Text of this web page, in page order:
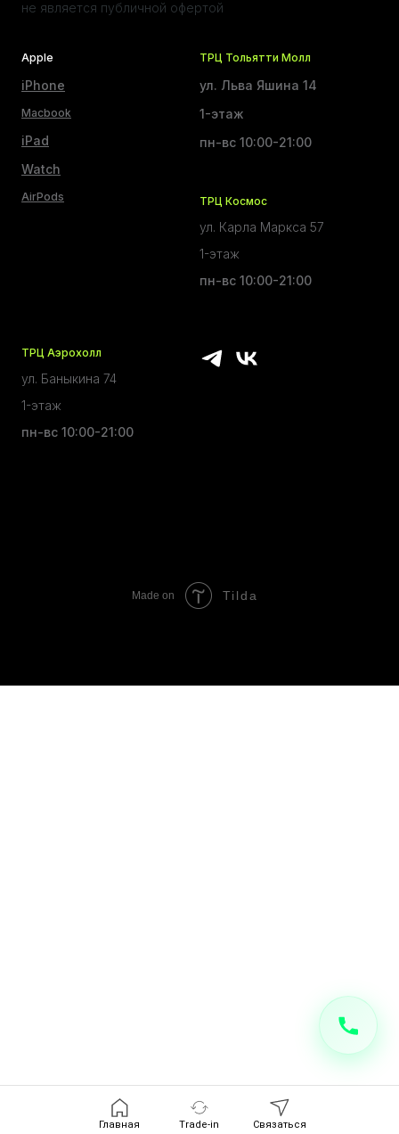
не является публичной офертой
Apple
iPhone
Macbook
iPad
Watch
AirPods
ТРЦ Тольятти Молл
ул. Льва Яшина 14
1-этаж
пн-вс 10:00-21:00
ТРЦ Космос
ул. Карла Маркса 57
1-этаж
пн-вс 10:00-21:00
ТРЦ Аэрохолл
ул. Баныкина 74
1-этаж
пн-вс 10:00-21:00
Главная Trade-in Связаться
Made on Tilda